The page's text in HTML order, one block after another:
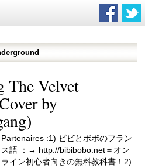
The Velvet
by
Partenaires :1) ビビとボボのフラン
ス語 ：→ http://bibibobo.net＝オン
ライン初心者向きの無料教科書！2)